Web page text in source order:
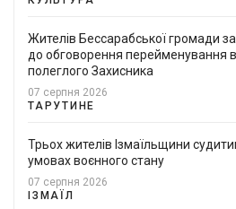
Жителів Бессарабської громади
до обговорення перейменування
полеглого Захисника
07 серпня 2026
ТАРУТИНЕ
Трьох жителів Ізмаїльщини
умовах воєнного стану
07 серпня 2026
ІЗМАЇЛ